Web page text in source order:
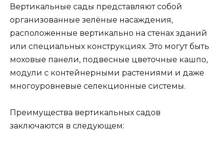
Вертикальные сады представляют собой
организованные зелёные насаждения,
расположенные вертикально на стенах зданий
или специальных конструкциях. Это могут быть
моховые панели, подвесные цветочные кашпо,
модули с контейнерными растениями и даже
многоуровневые селекционные системы.
Преимущества вертикальных садов
заключаются в следующем: